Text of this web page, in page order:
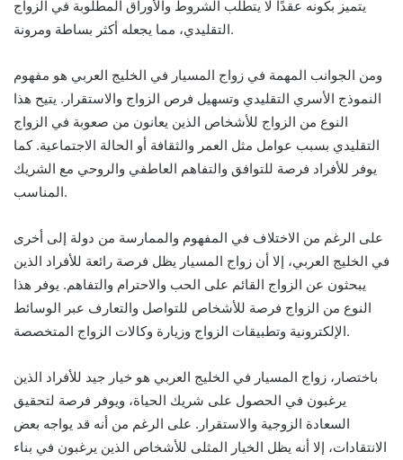
يتميز بكونه عقدًا لا يتطلب الشروط والأوراق المطلوبة في الزواج
التقليدي، مما يجعله أكثر بساطة ومرونة.
ومن الجوانب المهمة في زواج المسيار في الخليج العربي هو مفهوم
النموذج الأسري التقليدي وتسهيل فرص الزواج والاستقرار. يتيح هذا
النوع من الزواج للأشخاص الذين يعانون من صعوبة في الزواج
التقليدي بسبب عوامل مثل العمر والثقافة أو الحالة الاجتماعية. كما
يوفر للأفراد فرصة للتوافق والتفاهم العاطفي والروحي مع الشريك
المناسب.
على الرغم من الاختلاف في المفهوم والممارسة من دولة إلى أخرى
في الخليج العربي، إلا أن زواج المسيار يظل فرصة رائعة للأفراد الذين
يبحثون عن الزواج القائم على الحب والاحترام والتفاهم. يوفر هذا
النوع من الزواج فرصة للأشخاص للتواصل والتعارف عبر الوسائط
الإلكترونية وتطبيقات الزواج وزيارة وكالات الزواج المتخصصة.
باختصار، زواج المسيار في الخليج العربي هو خيار جيد للأفراد الذين
يرغبون في الحصول على شريك الحياة، ويوفر فرصة لتحقيق
السعادة الزوجية والاستقرار. على الرغم من أنه قد يواجه بعض
الانتقادات، إلا أنه يظل الخيار المثلى للأشخاص الذين يرغبون في بناء